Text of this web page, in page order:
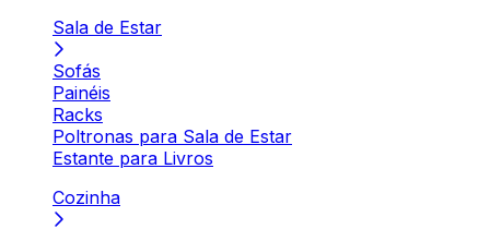
Sala de Estar
Sofás
Painéis
Racks
Poltronas para Sala de Estar
Estante para Livros
Cozinha